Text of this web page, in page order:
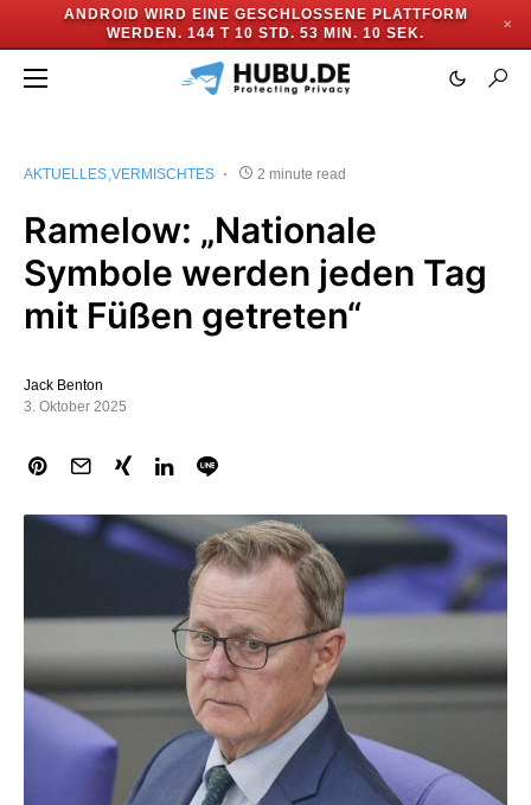
ANDROID WIRD EINE GESCHLOSSENE PLATTFORM
WERDEN.
144 T 10 STD. 53 MIN. 9 SEK.
✕
AKTUELLES VERMISCHTES 2 minute read
Ramelow: „Nationale
Symbole werden jeden Tag
mit Füßen getreten“
Jack Benton
3. Oktober 2025